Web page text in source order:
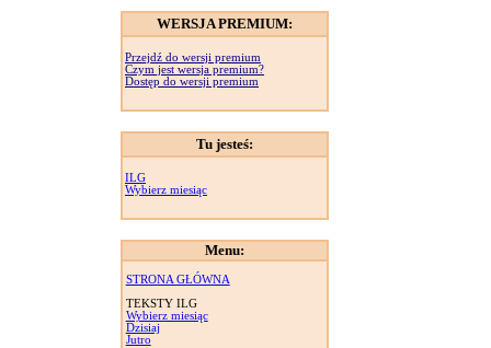
WERSJA PREMIUM:
Przejdź do wersji premium
Czym jest wersja premium?
Dostęp do wersji premium
Tu jesteś:
ILG
Wybierz miesiąc
Menu:
STRONA GŁÓWNA
TEKSTY ILG
Wybierz miesiąc
Dzisiaj
Jutro